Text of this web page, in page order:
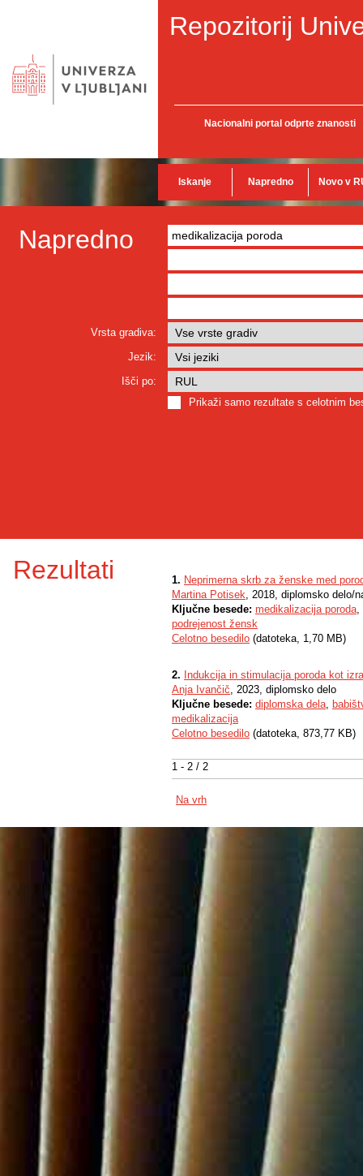
Repozitorij
Nacionalni portal odprte znanosti
Iskanje Napredno Novo v
Napredno
Vrsta gradiva:
Jezik:
Išči po:
Prikaži samo rezultate s celotnim
Rezultati
1 - 2 / 2
1. Neprimerna skrb za ženske med
Martina Potisek, 2018, diplomsko delo/
Ključne besede: medikalizacija poroda,
podrejenost žensk
Celotno besedilo (datoteka, 1,70 MB)
2. Indukcija in stimulacija poroda kot
Anja Ivančič, 2023, diplomsko delo
Ključne besede: diplomska dela,
medikalizacija
Celotno besedilo (datoteka, 873,77 KB)
Na vrh